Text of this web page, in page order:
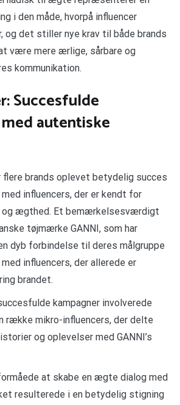
i den måde, hvorpå influencer
og det stiller nye krav til både brands
være mere ærlige, sårbare og
kommunikation.
Succesfulde
autentiske
flere brands oplevet betydelig succes
influencers, der er kendt for
ægthed. Et bemærkelsesværdigt
tøjmærke GANNI, som har
dyb forbindelse til deres målgruppe
influencers, der allerede er
brandet.
kampagner involverede
række mikro-influencers, der delte
og oplevelser med GANNI’s
at skabe en ægte dialog med
resulterede i en betydelig stigning